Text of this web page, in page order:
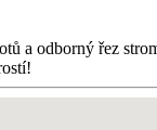
a odborný řez